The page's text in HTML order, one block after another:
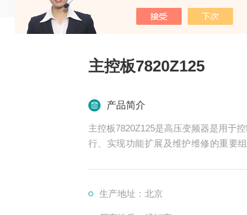
主控板7820Z125
产品简介
主控板7820Z125是高压变频器是用于
行、实现功能扩展及维护维修的重要
生产地址：北京